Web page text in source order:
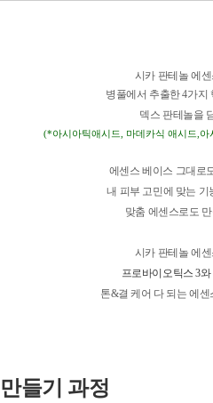
시카 판테놀 에
병풀에서 추출한 4가지
덱스 판테놀을
(*아시아틱애시드 마데카식 애시드 아
에센스 베이스 그대로
내 피부 고민에 맞는 기
맞춤 에센스로도 만
시카 판테놀 에
프로바이오틱스 3와
톤&결 케어 다 되는 에센
만들기 과정